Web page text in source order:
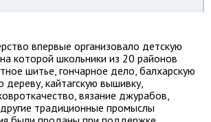
впервые организовало детскую
которой школьники из 20 районов
шитье, гончарное дело, балхарскую
дереву, кайтагскую вышивку,
вязание джурабов,
традиционные промыслы